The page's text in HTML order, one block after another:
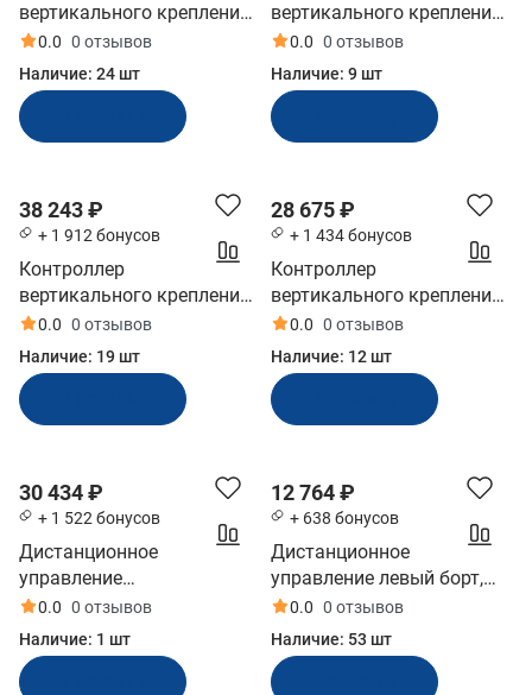
вертикального крепления
Ultraflex двухрычажный
чёрный (B49)
0.0 0 отзывов
Наличие: 24 шт
вертикального крепления
Ultraflex белый (B89)
0.0 0 отзывов
Наличие: 9 шт
38 243 ₽
+ 1 912 бонусов
Контроллер
вертикального крепления
Ultraflex чёрный (B184)
0.0 0 отзывов
Наличие: 19 шт
28 675 ₽
+ 1 434 бонусов
Контроллер
вертикального крепления
Ultraflex чёрный (B90)
0.0 0 отзывов
Наличие: 12 шт
30 434 ₽
+ 1 522 бонусов
Дистанционное
управление
двухрычажное, Pretech
308604
0.0 0 отзывов
Наличие: 1 шт
12 764 ₽
+ 638 бонусов
Дистанционное
управление левый борт,
тянет газ, 5 м. (аналог
Yamaha-701)
(YA4810210_YX)
0.0 0 отзывов
Наличие: 53 шт